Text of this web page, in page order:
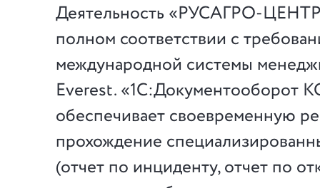
Деятельность «РУСАГРО-
полном соответствии с
международной системы
Everest. «1С:Документооборот
обеспечивает своевременную
прохождение
(отчет по инциденту, отчет по